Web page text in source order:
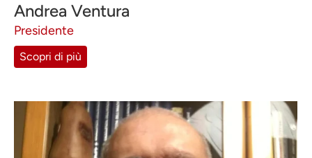
Andrea Ventura
Presidente
Scopri di più